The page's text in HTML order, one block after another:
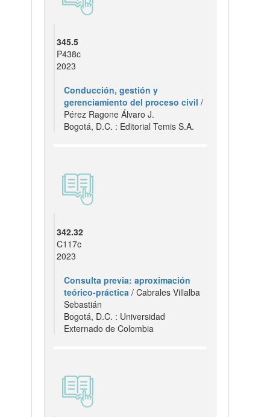
345.5
P438c
2023
Conducción, gestión y
gerenciamiento del proceso civil /
Pérez Ragone Álvaro J.
Bogotá, D.C. : Editorial Temis S.A.
342.32
C117c
2023
Consulta previa: aproximación
teórico-práctica / Cabrales Villalba
Sebastián
Bogotá, D.C. : Universidad
Externado de Colombia